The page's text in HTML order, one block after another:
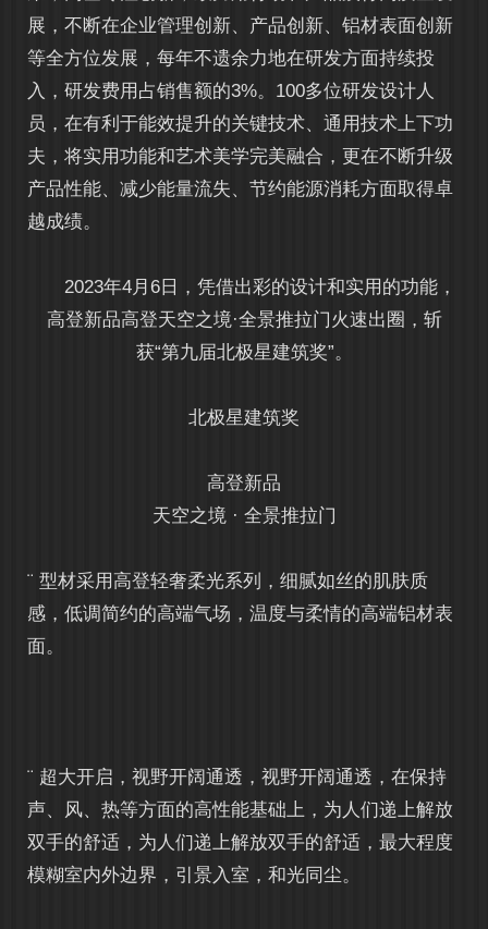
展，不断在企业管理创新、产品创新、铝材表面创新
等全方位发展，每年不遗余力地在研发方面持续投
入，研发费用占销售额的3%。100多位研发设计人
员，在有利于能效提升的关键技术、通用技术上下功
夫，将实用功能和艺术美学完美融合，更在不断升级
产品性能、减少能量流失、节约能源消耗方面取得卓
越成绩。
2023年4月6日，凭借出彩的设计和实用的功能，
高登新品高登天空之境·全景推拉门火速出圈，斩
获“第九届北极星建筑奖”。
北极星建筑奖
高登新品
天空之境 · 全景推拉门
¨ 型材采用高登轻奢柔光系列，细腻如丝的肌肤质
感，低调简约的高端气场，温度与柔情的高端铝材表
面。
¨ 超大开启，视野开阔通透，视野开阔通透，在保持
声、风、热等方面的高性能基础上，为人们递上解放
双手的舒适，为人们递上解放双手的舒适，最大程度
模糊室内外边界，引景入室，和光同尘。